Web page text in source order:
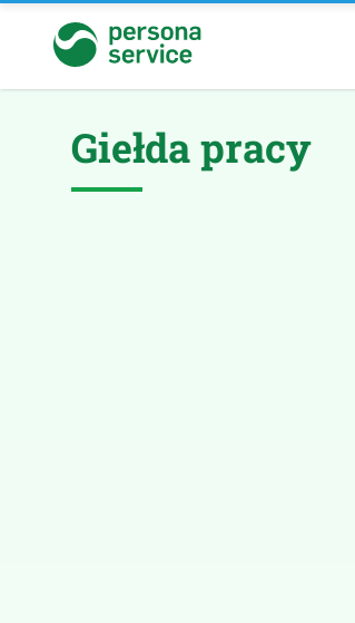
persona service
Giełda pracy